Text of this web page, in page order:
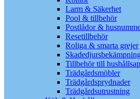
Larm & Säkerhet
Pool & tillbehör
Postlådor &
Resetillbehör
Roliga & smarta grejer
Tillbehör till
Trädgårdsmöbler
Trädgårdsprydnader
Trädgårdsutrustning